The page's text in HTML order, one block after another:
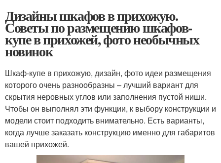
Дизайны шкафов в прихожую.
Советы по размещению шкафов-
купе в прихожей, фото необычных
новинок
Шкаф-купе в прихожую, дизайн, фото идеи размещения
которого очень разнообразны – лучший вариант для
скрытия неровных углов или заполнения пустой ниши.
Чтобы он выполнял эти функции, к выбору конструкции и
модели стоит подходить внимательно. Есть варианты,
когда лучше заказать конструкцию именно для габаритов
вашей прихожей.